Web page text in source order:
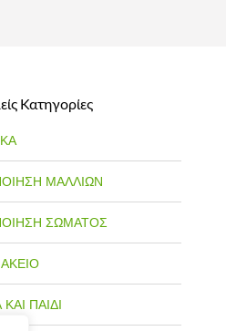
Κατηγορίες
ΜΑΛΛΙΩΝ
ΣΩΜΑΤΟΣ
ΠΑΙΔΙ